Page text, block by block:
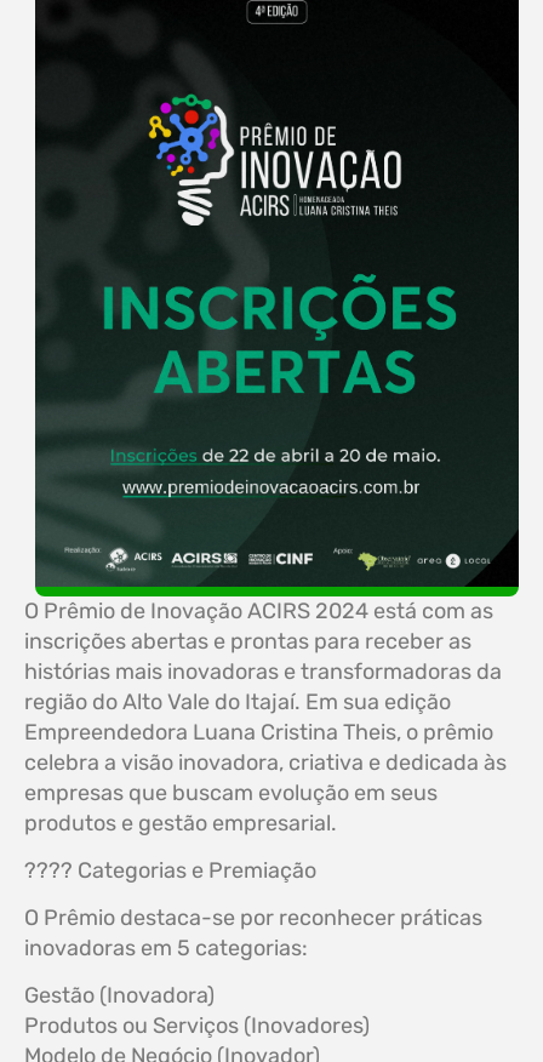
O Prêmio de Inovação ACIRS 2024 está com as
inscrições abertas e prontas para receber as
histórias mais inovadoras e transformadoras da
região do Alto Vale do Itajaí. Em sua edição
Empreendedora Luana Cristina Theis, o prêmio
celebra a visão inovadora, criativa e dedicada às
empresas que buscam evolução em seus
produtos e gestão empresarial.
???? Categorias e Premiação
O Prêmio destaca-se por reconhecer práticas
inovadoras em 5 categorias:
Gestão (Inovadora)
Produtos ou Serviços (Inovadores)
Modelo de Negócio (Inovador)